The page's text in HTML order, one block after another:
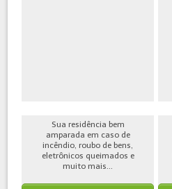
Sua residência bem
amparada em caso de
incêndio, roubo de bens,
eletrônicos queimados e
muito mais...